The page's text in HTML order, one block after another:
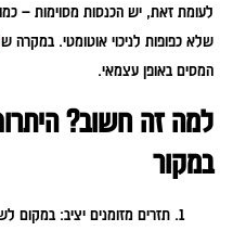
לעומת זאת, יש הכנסות מסוימות –
שלא כפופות לניכוי אוטומטי. במקרה
המסים באופן עצמאי.
למה זה חשוב?
במקור
תזרים מזומנים יציב: במקום